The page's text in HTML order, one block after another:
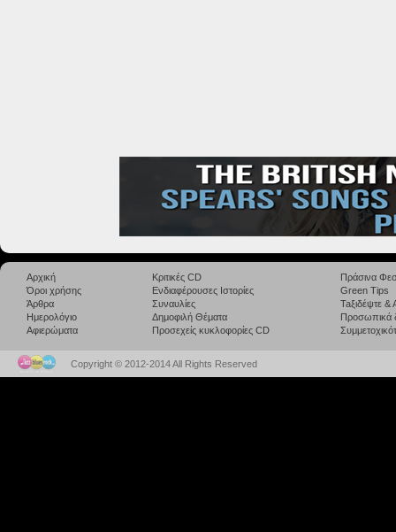
Αρχική
Όροι χρήσης
Άρθρα
Ημερολόγιο
Αφιερώματα
Κριτικές CD
Ενδιαφέρουσες Ιστορίες
Συναυλίες
Δημοφιλή Θέματα
Προσεχείς κυκλοφορίες CD
Πράσινα
Green Tips
Taξιδέψτε
Προσωπικά
Copyright © 2012-2014 All Rights Reserved